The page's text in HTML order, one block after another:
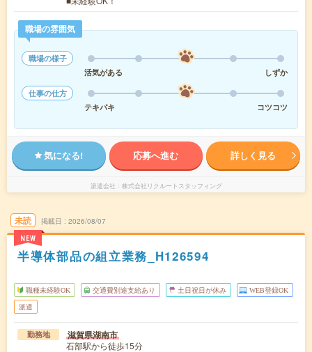
職場の雰囲気
職場の様子
活気がある
しずか
仕事の仕方
テキパキ
コツコツ
気になる! 応募へ進む 詳しく見る
派遣会社 株式会社リクルートスタッフィング
未読
NEW
掲載日 2026/08/07
半導体部品の組立業務_H126594
職種未経験OK 交通費別途支給あり 土日祝日が休み WEB登録OK
派遣
勤務地 滋賀県湖南市
石部駅から徒歩15分